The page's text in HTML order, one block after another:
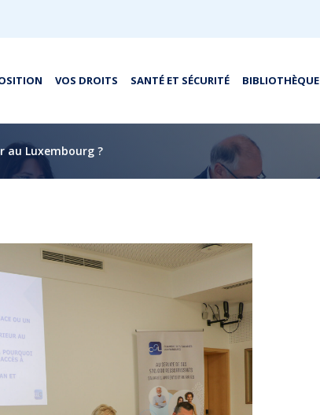
VOS DROITS SANTÉ ET SÉCURITÉ BIBLIOTHÈQUE
au Luxembourg ?